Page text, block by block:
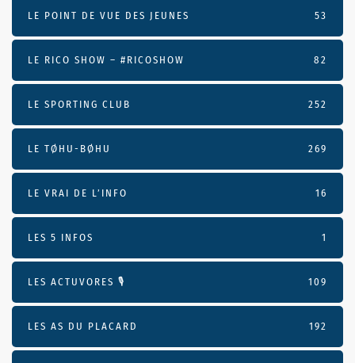
LE POINT DE VUE DES JEUNES 53
LE RICO SHOW – #RICOSHOW 82
LE SPORTING CLUB 252
LE TØHU-BØHU 269
LE VRAI DE L’INFO 16
LES 5 INFOS 1
LES ACTUVORES 🎙 109
LES AS DU PLACARD 192